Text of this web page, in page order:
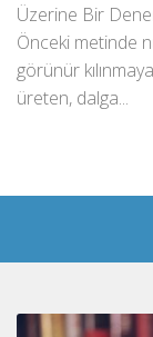
Üzerine Bir
Önceki metinde
görünür
üreten, dalga...